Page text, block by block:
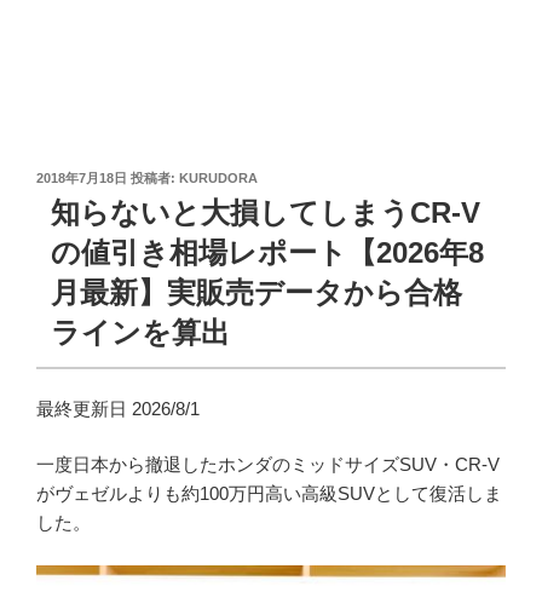
投
日:
2018年7月18日 投稿者: KURUDORA
知らないと大損してしまうCR-V
の値引き相場レポート【2026年8
月最新】実販売データから合格
ラインを算出
最終更新日 2026/8/1
一度日本から撤退したホンダのミッドサイズSUV・CR-V
がヴェゼルよりも約100万円高い高級SUVとして復活しま
した。